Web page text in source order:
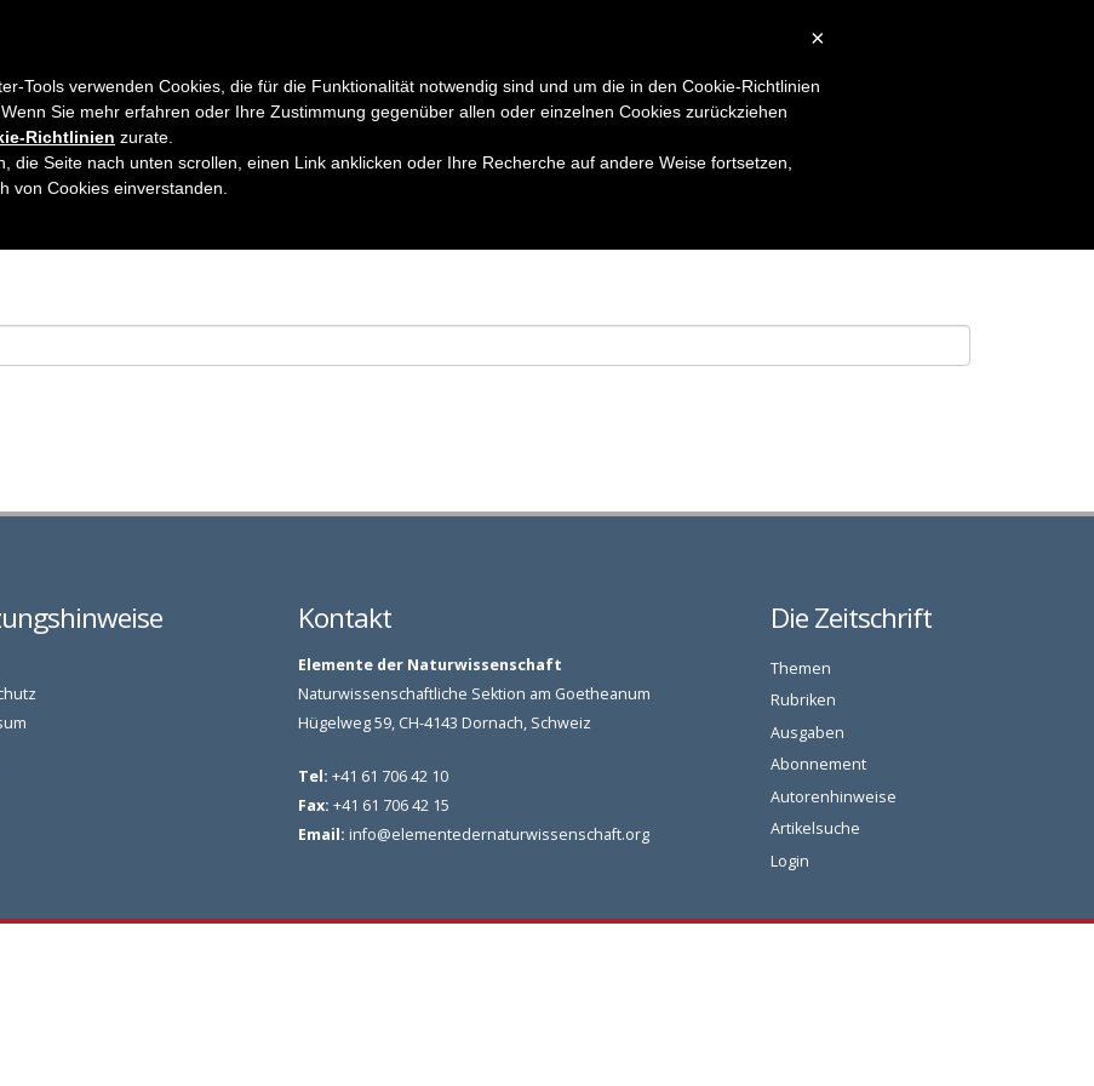
Kontakt
Elemente der Naturwissenschaft
Naturwissenschaftliche Sektion am Goetheanum
Hügelweg 59, CH-4143 Dornach, Schweiz
Tel: +41 61 706 42 10
Fax: +41 61 706 42 15
Email: info@elementedernaturwissenschaft.org
Die Zeitschrift
Themen
Rubriken
Ausgaben
Abonnement
Autorenhinweise
Artikelsuche
Login
×
Tools verwenden Cookies, die für die Funktionalität notwendig sind und um die in den Cookie-Richtlinien
Sie mehr erfahren oder Ihre Zustimmung gegenüber allen oder einzelnen Cookies zurückziehen
Richtlinien zurate.
die Seite nach unten scrollen, einen Link anklicken oder Ihre Recherche auf andere Weise fortsetzen,
von Cookies einverstanden.